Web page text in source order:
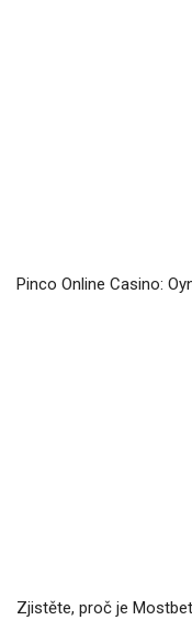
Pinco Online Casino:
Zjistěte, proč je